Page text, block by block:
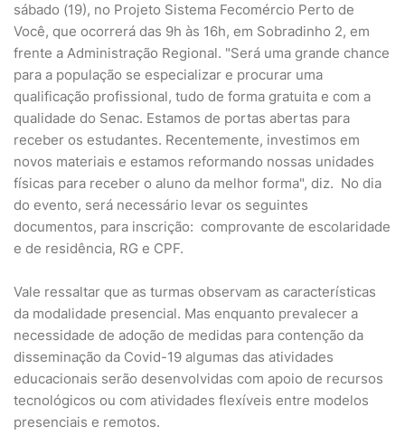
sábado (19), no Projeto Sistema Fecomércio Perto de
Você, que ocorrerá das 9h às 16h, em Sobradinho 2, em
frente a Administração Regional. "Será uma grande chance
para a população se especializar e procurar uma
qualificação profissional, tudo de forma gratuita e com a
qualidade do Senac. Estamos de portas abertas para
receber os estudantes. Recentemente, investimos em
novos materiais e estamos reformando nossas unidades
físicas para receber o aluno da melhor forma", diz. No dia
do evento, será necessário levar os seguintes
documentos, para inscrição: comprovante de escolaridade
e de residência, RG e CPF.
Vale ressaltar que as turmas observam as características
da modalidade presencial. Mas enquanto prevalecer a
necessidade de adoção de medidas para contenção da
disseminação da Covid-19 algumas das atividades
educacionais serão desenvolvidas com apoio de recursos
tecnológicos ou com atividades flexíveis entre modelos
presenciais e remotos.